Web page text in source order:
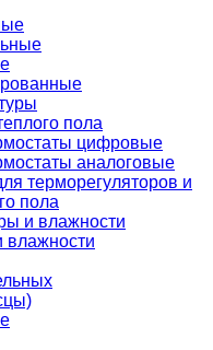
пола
цифровые
аналоговые
терморегуляторов и
пола
и влажности
влажности